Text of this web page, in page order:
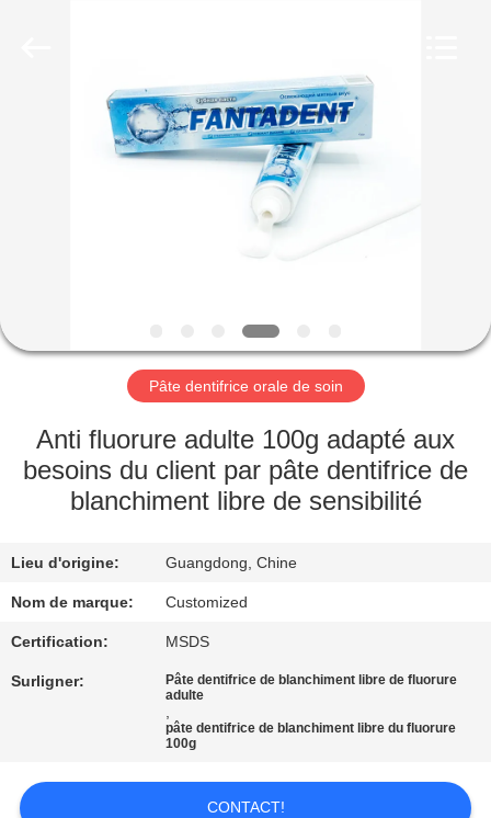
MAISON
AU
SUJET
NOUS
VISITE
CONTRÔLE
DE
QUALITÉ
CONTACTEZ-
NOUS
Pâte dentifrice orale de soin
Anti fluorure adulte 100g adapté aux
besoins du client par pâte dentifrice de
blanchiment libre de sensibilité
Lieu d'origine: Guangdong, Chine
Nom de marque: Customized
Certification: MSDS
Surligner:
Pâte dentifrice de blanchiment libre de fluorure
adulte
,
pâte dentifrice de blanchiment libre du fluorure
100g
CONTACT!